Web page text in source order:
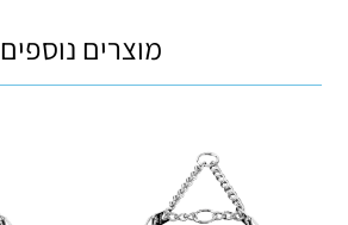
מוצרים נוספים